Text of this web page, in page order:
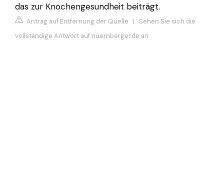
das zur Knochengesundheit beiträgt.
Antrag auf Entfernung der Quelle | Sehen Sie sich die
vollständige Antwort auf nuernberger.de an